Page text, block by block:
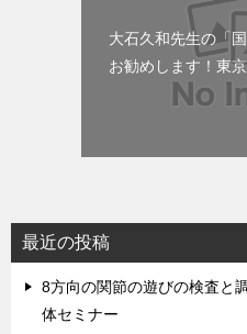
大石久和先生の「
お勧めします！東
最近の投稿
8方向の関節の遊びの検査と
体セミナー